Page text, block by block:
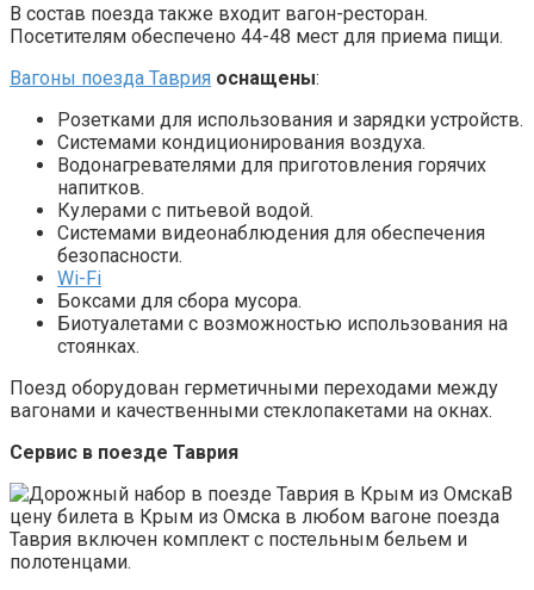
В состав поезда также входит вагон-ресторан.
Посетителям обеспечено 44-48 мест для приема пищи.
Вагоны поезда Таврия оснащены:
Розетками для использования и зарядки устройств.
Системами кондиционирования воздуха.
Водонагревателями для приготовления горячих
напитков.
Кулерами с питьевой водой.
Системами видеонаблюдения для обеспечения
безопасности.
Wi-Fi
Боксами для сбора мусора.
Биотуалетами с возможностью использования на
стоянках.
Поезд оборудован герметичными переходами между
вагонами и качественными стеклопакетами на окнах.
Сервис в поезде Таврия
В
цену билета в Крым из Омска в любом вагоне поезда
Таврия включен комплект с постельным бельем и
полотенцами.